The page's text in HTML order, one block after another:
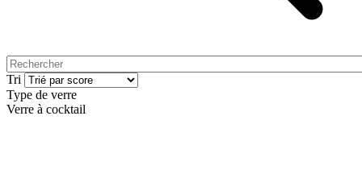
Tri
Type de verre
Verre à cocktail